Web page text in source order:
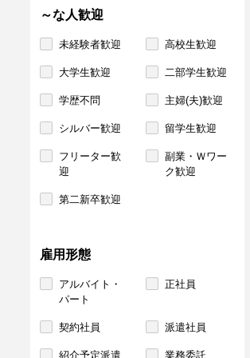
～な人歓迎
未経験者歓迎 高校生歓迎
大学生歓迎 二部学生歓迎
学歴不問 主婦(夫)歓迎
シルバー歓迎 留学生歓迎
フリーター歓
迎
副業・Ｗワー
ク歓迎
第二新卒歓迎
雇用形態
アルバイト・
パート
正社員
契約社員 派遣社員
紹介予定派遣 業務委託